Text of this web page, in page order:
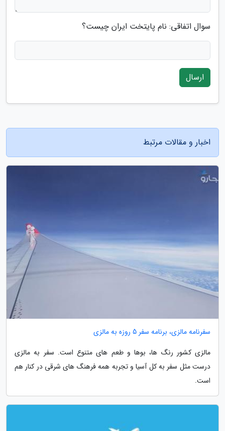
سوال اتفاقی: نام پایتخت ایران چیست؟
ارسال
اخبار و مقالات مرتبط
سفرنامه مالزی، برنامه سفر 5 روزه به مالزی
مالزی کشور رنگ ها، بوها و طعم های متنوع است. سفر به مالزی
درست مثل سفر به کل آسیا و تجربه همه فرهنگ های شرقی در کنار هم
است.